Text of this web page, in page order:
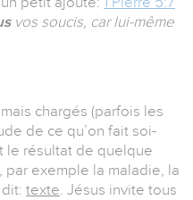
vos soucis, car lui-même
chargés (parfois les
de ce qu’on fait soi-
le résultat de quelque
exemple la maladie, la
texte. Jésus invite tous